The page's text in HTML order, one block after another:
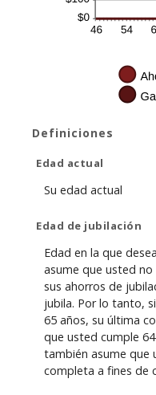
Definiciones
Edad actual
Su edad actual
Edad de jubilación
Edad en la que
asume que usted
sus ahorros de
jubila. Por lo tanto,
65 años, su última
que usted cumple
también asume que
completa a fines de